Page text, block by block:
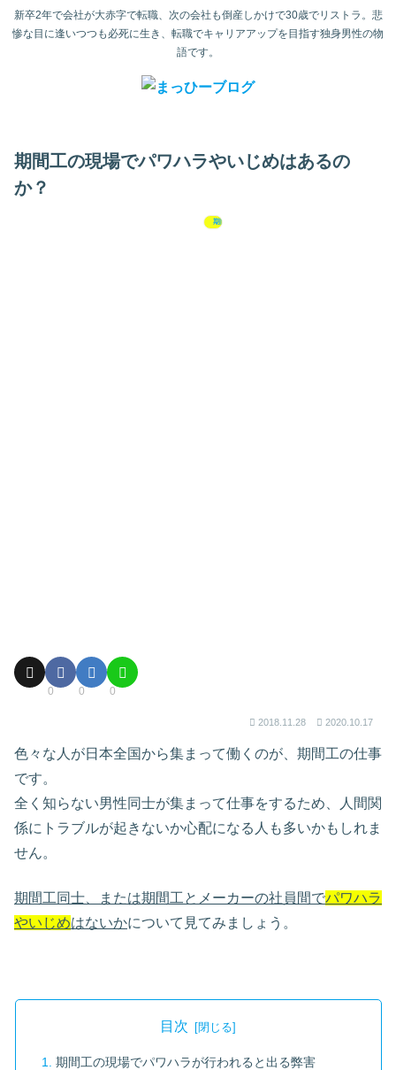
新卒2年で会社が大赤字で転職、次の会社も倒産しかけで30歳でリストラ。悲
惨な目に逢いつつも必死に生き、転職でキャリアアップを目指す独身男性の物
語です。
期間工の現場でパワハラやいじめはあるの
か？
期間工
0 0 0
2018.11.28 2020.10.17
色々な人が日本全国から集まって働くのが、期間工の仕事
です。
全く知らない男性同士が集まって仕事をするため、人間関
係にトラブルが起きないか心配になる人も多いかもしれま
せん。
期間工同士、または期間工とメーカーの社員間でパワハラ
やいじめはないかについて見てみましょう。
目次
期間工の現場でパワハラが行われると出る弊害